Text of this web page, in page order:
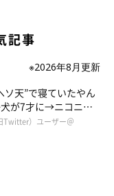
水がなくなっていな
くなり自由になった
記事
※2026年8月更新
ソ天”で寝ていたやん
が7才に→ニコニ
”が魅力のコに成
Twitter）ユーザー＠